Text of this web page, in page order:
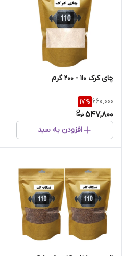
چای کرک 110 - 200 گرم
660,000
17%
547,800
افزودن به سبد